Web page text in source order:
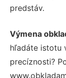
predstáv.
Výmena
hľadáte istotu
precíznosti?